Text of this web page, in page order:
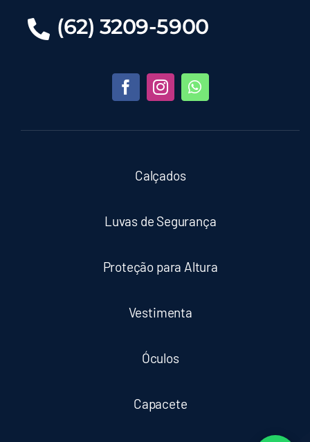
(62) 3209-5900
Calçados
Luvas de Segurança
Proteção para Altura
Vestimenta
Óculos
Capacete